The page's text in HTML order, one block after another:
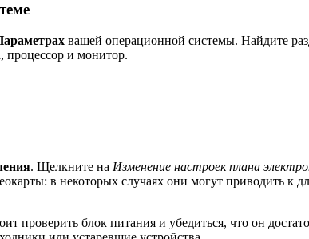
вашей операционной системы. Найдите
процессор и монитор.
. Щелкните на Изменение настроек плана
в некоторых случаях они могут приводить к
проверить блок питания и убедиться, что он